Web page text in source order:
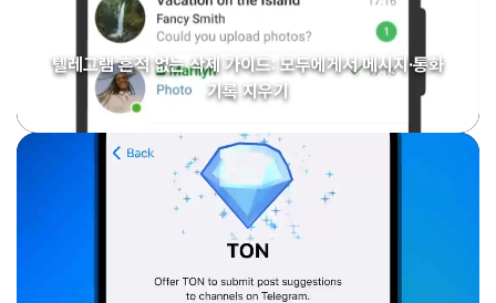
텔레그램 흔적 없는 삭제 가이드: 모두에게서 메시지·통화
기록 지우기